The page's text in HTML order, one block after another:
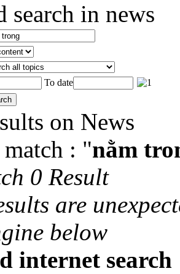
search in news
To date
on News
: "nằm
0 Result
are
below
internet search